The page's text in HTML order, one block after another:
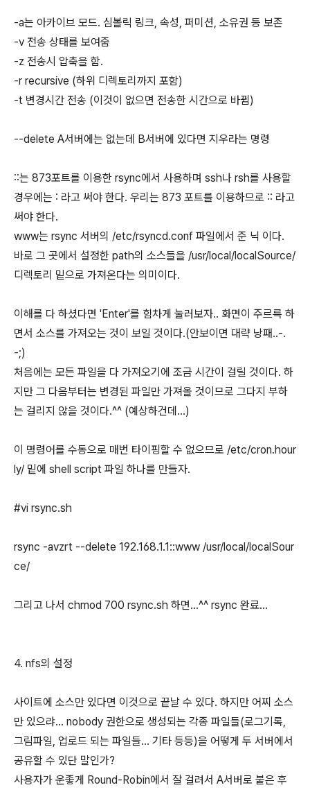
-a는 아카이브 모드. 심볼릭 링크, 속성, 퍼미션, 소유권 등 보존
-v 전송 상태를 보여줌
-z 전송시 압축을 함.
-r recursive (하위 디렉토리까지 포함)
-t 변경시간 전송 (이것이 없으면 전송한 시간으로 바뀜)
--delete A서버에는 없는데 B서버에 있다면 지우라는 명령
::는 873포트를 이용한 rsync에서 사용하며 ssh나 rsh를 사용할
경우에는 : 라고 써야 한다. 우리는 873 포트를 이용하므로 :: 라고
써야 한다.
www는 rsync 서버의 /etc/rsyncd.conf 파일에서 준 닉 이다.
바로 그 곳에서 설정한 path의 소스들을 /usr/local/localSource/
디렉토리 밑으로 가져온다는 의미이다.
이해를 다 하셨다면 'Enter'를 힘차게 눌러보자.. 화면이 주르륵 하
면서 소스를 가져오는 것이 보일 것이다.(안보이면 대략 낭패..-.
-;)
처음에는 모든 파일을 다 가져오기에 조금 시간이 걸릴 것이다. 하
지만 그 다음부터는 변경된 파일만 가져올 것이므로 그다지 부하
는 걸리지 않을 것이다.^^ (예상하건데...)
이 명령어를 수동으로 매번 타이핑할 수 없으므로 /etc/cron.hour
ly/ 밑에 shell script 파일 하나를 만들자.
#vi rsync.sh
rsync -avzrt --delete 192.168.1.1::www /usr/local/localSour
ce/
그리고 나서 chmod 700 rsync.sh 하면...^^ rsync 완료...
4. nfs의 설정
사이트에 소스만 있다면 이것으로 끝날 수 있다. 하지만 어찌 소스
만 있으랴... nobody 권한으로 생성되는 각종 파일들(로그기록,
그림파일, 업로드 되는 파일들... 기타 등등)을 어떻게 두 서버에서
공유할 수 있단 말인가?
사용자가 운좋게 Round-Robin에서 잘 걸려서 A서버로 붙은 후